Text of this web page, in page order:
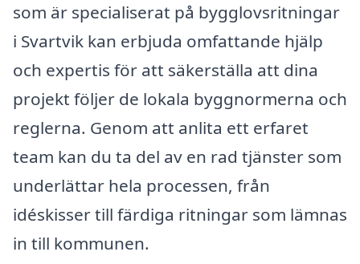
som är specialiserat på bygglovsritningar
i Svartvik kan erbjuda omfattande hjälp
och expertis för att säkerställa att dina
projekt följer de lokala byggnormerna och
reglerna. Genom att anlita ett erfaret
team kan du ta del av en rad tjänster som
underlättar hela processen, från
idéskisser till färdiga ritningar som lämnas
in till kommunen.